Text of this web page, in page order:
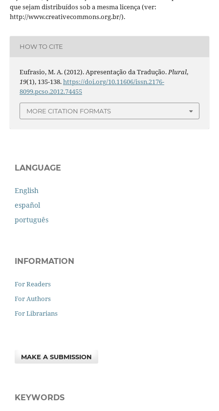
que sejam distribuídos sob a mesma licença (ver:
http://www.creativecommons.org.br/).
HOW TO CITE
Eufrasio, M. A. (2012). Apresentação da Tradução. Plural,
19(1), 135-138.https://doi.org/10.11606/issn.2176-
8099.pcso.2012.74455
MORE CITATION FORMATS
LANGUAGE
English
español
português
INFORMATION
For Readers
For Authors
For Librarians
MAKE A SUBMISSION
KEYWORDS